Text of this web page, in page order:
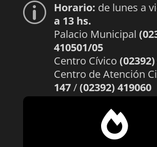
p Horario: de lunes a
a 13 hs.
Palacio Municipal
410501/05
Centro Cívico
Centro de Atención
147/(02392) 419060
